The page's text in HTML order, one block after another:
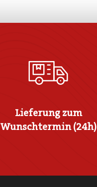
Lieferung zum
Wunschtermin (24h)